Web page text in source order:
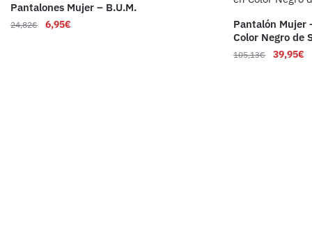
Pantalones Mujer – B.U.M.
24,82€ 6,95€
Pantalón Mujer
Color Negro de
105,13€ 39,95€